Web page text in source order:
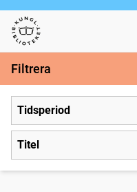
Svenska tidningar
Filtrera
Tidsperiod
Titel